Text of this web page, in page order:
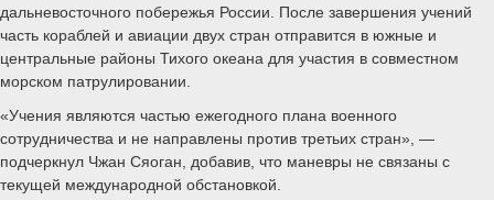
дальневосточного побережья России. После завершения учений
часть кораблей и авиации двух стран отправится в южные и
центральные районы Тихого океана для участия в совместном
морском патрулировании.
«Учения являются частью ежегодного плана военного
сотрудничества и не направлены против третьих стран», —
подчеркнул Чжан Сяоган, добавив, что маневры не связаны с
текущей международной обстановкой.